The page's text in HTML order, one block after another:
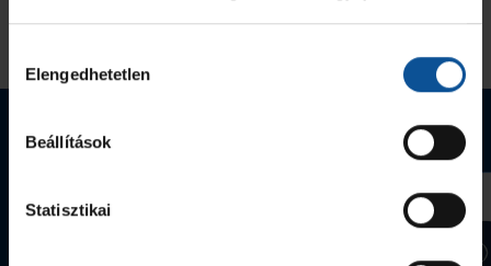
kiválasztása
Elengedhetetlen
Beállítások
Statisztikai
Webshop termékek